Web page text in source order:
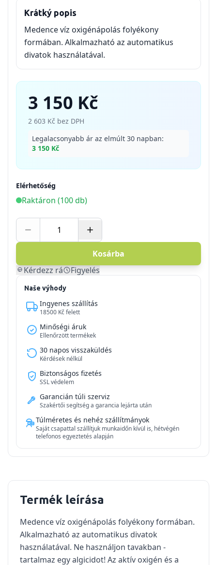
Krátký popis
Medence víz oxigénápolás folyékony
formában. Alkalmazható az automatikus
divatok használatával.
3 150 Kč
2 603 Kč bez DPH
Legalacsonyabb ár az elmúlt 30 napban:
3 150 Kč
Elérhetőség
Raktáron (100 db)
Kosárba
Kérdezz rá
Figyelés
Naše výhody
Ingyenes szállítás
18500 Kč felett
Minőségi áruk
Ellenőrzött termékek
30 napos visszaküldés
Kérdések nélkül
Biztonságos fizetés
SSL védelem
Garancián túli szerviz
Szakértői segítség a garancia lejárta után
Túlméretes és nehéz szállítmányok
Saját csapattal szállítjuk munkaidőn kívül is, hétvégén
telefonos egyeztetés alapján
Termék leírása
Medence víz oxigénápolás folyékony formában.
Alkalmazható az automatikus divatok
használatával. Ne használjon tavakban -
tartalmaz egy algicidot! Az aktív oxigén és a